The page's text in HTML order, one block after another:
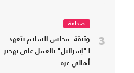
3
صحافة
وثيقة: مجلس السلام يتعهد
لـ"إسرائيل" بالعمل على تهجير
أهالي غزة